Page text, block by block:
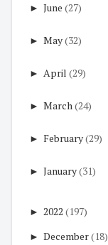
► June (27)
► May(32)
► April (29)
► March(24)
► February(29)
► January(31)
► 2022 (197)
► December(18)